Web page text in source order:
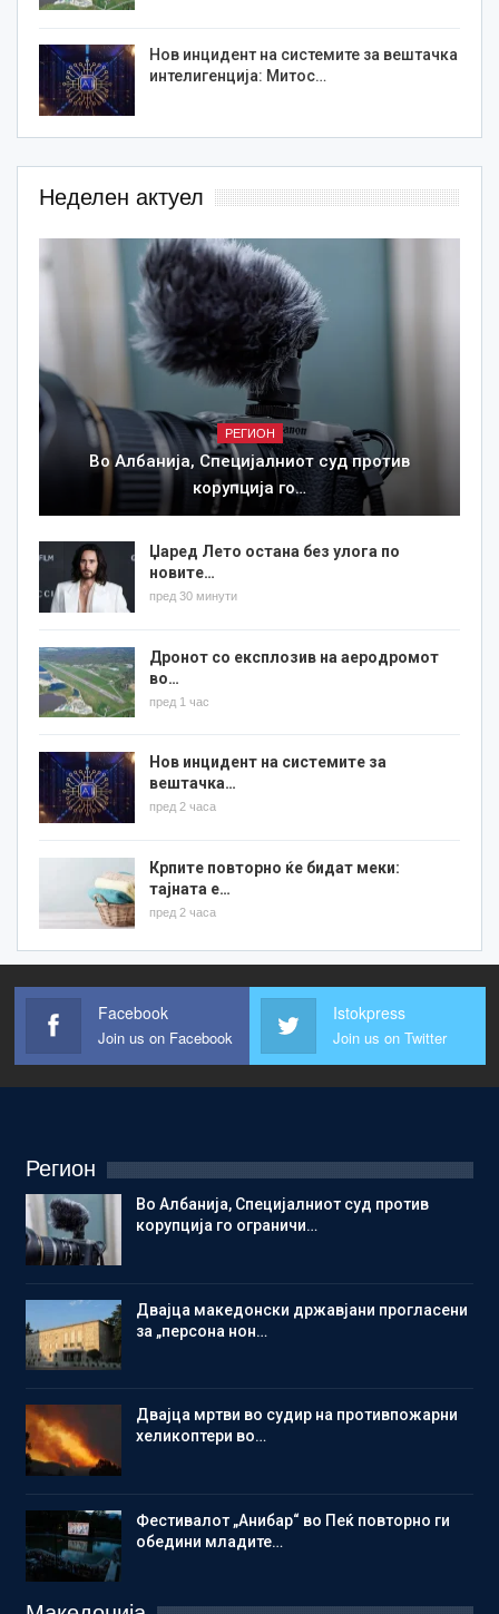
Нов инцидент на системите за вештачка
интелигенција: Митос…
Неделен актуел
РЕГИОН
Во Албанија, Специјалниот суд против
корупција го…
Џаред Лето остана без улога по
новите…
пред 30 минути
Дронот со експлозив на аеродромот
во…
пред 1 час
Нов инцидент на системите за
вештачка…
пред 2 часа
Крпите повторно ќе бидат меки:
тајната е…
пред 2 часа
Facebook
Join us on Facebook
Istokpress
Join us on Twitter
Регион
Во Албанија, Специјалниот суд против
корупција го ограничи…
Двајца македонски државјани прогласени
за „персона нон…
Двајца мртви во судир на противпожарни
хеликоптери во…
Фестивалот „Анибар“ во Пеќ повторно ги
обедини младите…